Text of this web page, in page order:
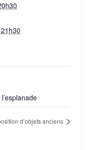
d’objets anciens